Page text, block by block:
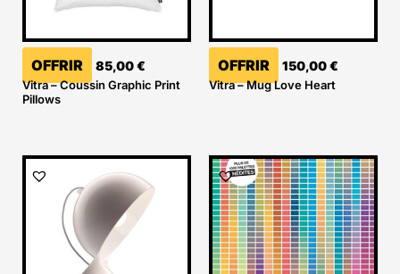
OFFRIR 85,00€
Vitra – Coussin Graphic Print
Pillows
OFFRIR 150,00€
Vitra – Mug Love Heart